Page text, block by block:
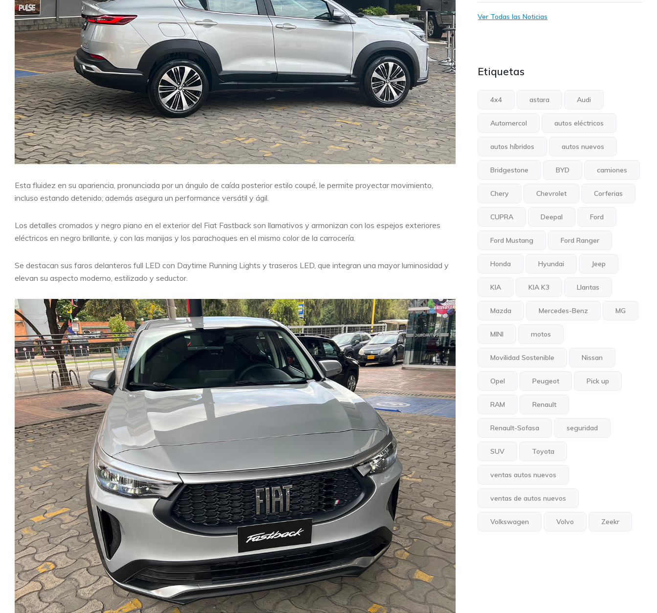
Esta fluidez en su apariencia, pronunciada por un ángulo de caída posterior estilo coupé, le permite proyectar movimiento,
incluso estando detenido; además asegura un performance versátil y ágil.
Los detalles cromados y negro piano en el exterior del Fiat Fastback son llamativos y armonizan con los espejos exteriores
eléctricos en negro brillante, y con las manijas y los parachoques en el mismo color de la carrocería.
Se destacan sus faros delanteros full LED con Daytime Running Lights y traseros LED, que integran una mayor luminosidad y
elevan su aspecto moderno, estilizado y seductor.
Ver Todas las Noticias
Etiquetas
4x4 astara Audi
Automercol autos eléctricos
autos híbridos autos nuevos
Bridgestone BYD camiones
Chery Chevrolet Corferias
CUPRA Deepal Ford
Ford Mustang Ford Ranger
Honda Hyundai Jeep
KIA KIA K3 Llantas
Mazda Mercedes-Benz MG
MINI motos
Movilidad Sostenible Nissan
Opel Peugeot Pick up
RAM Renault
Renault-Sofasa seguridad
SUV Toyota
ventas autos nuevos
ventas de autos nuevos
Volkswagen Volvo Zeekr